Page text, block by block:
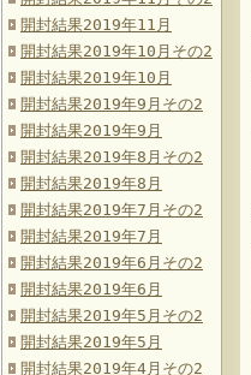
開封結果2019年11月
開封結果2019年10月その2
開封結果2019年10月
開封結果2019年9月その2
開封結果2019年9月
開封結果2019年8月その2
開封結果2019年8月
開封結果2019年7月その2
開封結果2019年7月
開封結果2019年6月その2
開封結果2019年6月
開封結果2019年5月その2
開封結果2019年5月
開封結果2019年4月その2